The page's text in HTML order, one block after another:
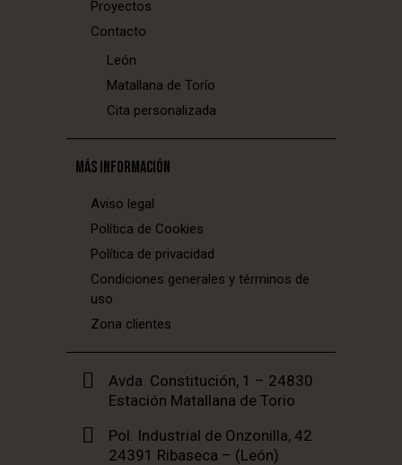
Proyectos
Contacto
León
Matallana de Torío
Cita personalizada
MÁS INFORMACIÓN
Aviso legal
Política de Cookies
Política de privacidad
Condiciones generales y términos de
uso
Zona clientes
Avda. Constitución, 1 – 24830
Estación Matallana de Torio
Pol. Industrial de Onzonilla, 42
24391 Ribaseca – (León)